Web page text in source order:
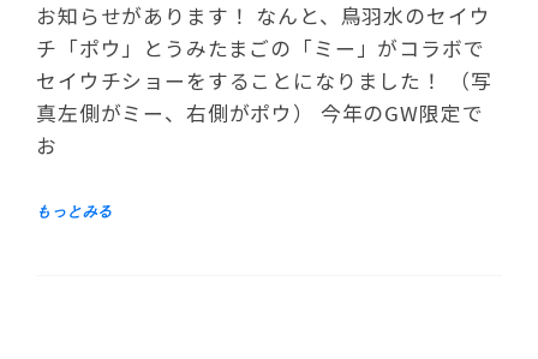
お知らせがあります！ なんと、鳥羽水のセイウ
チ「ポウ」とうみたまごの「ミー」がコラボで
セイウチショーをすることになりました！ （写
真左側がミー、右側がポウ） 今年のGW限定で
お